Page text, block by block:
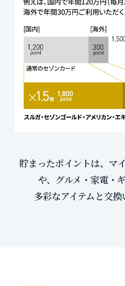
貯まったポイントは、マ
や、グルメ・家電・
多彩なアイテムと交換